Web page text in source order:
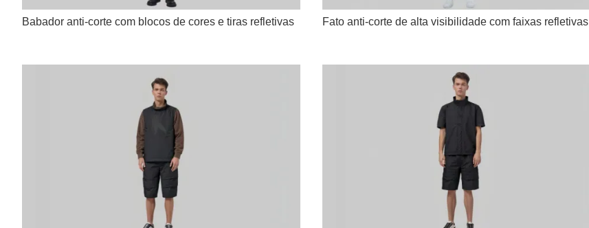
Babador anti-corte com blocos de cores e tiras refletivas Fato anti-corte de alta visibilidade com faixas refletivas